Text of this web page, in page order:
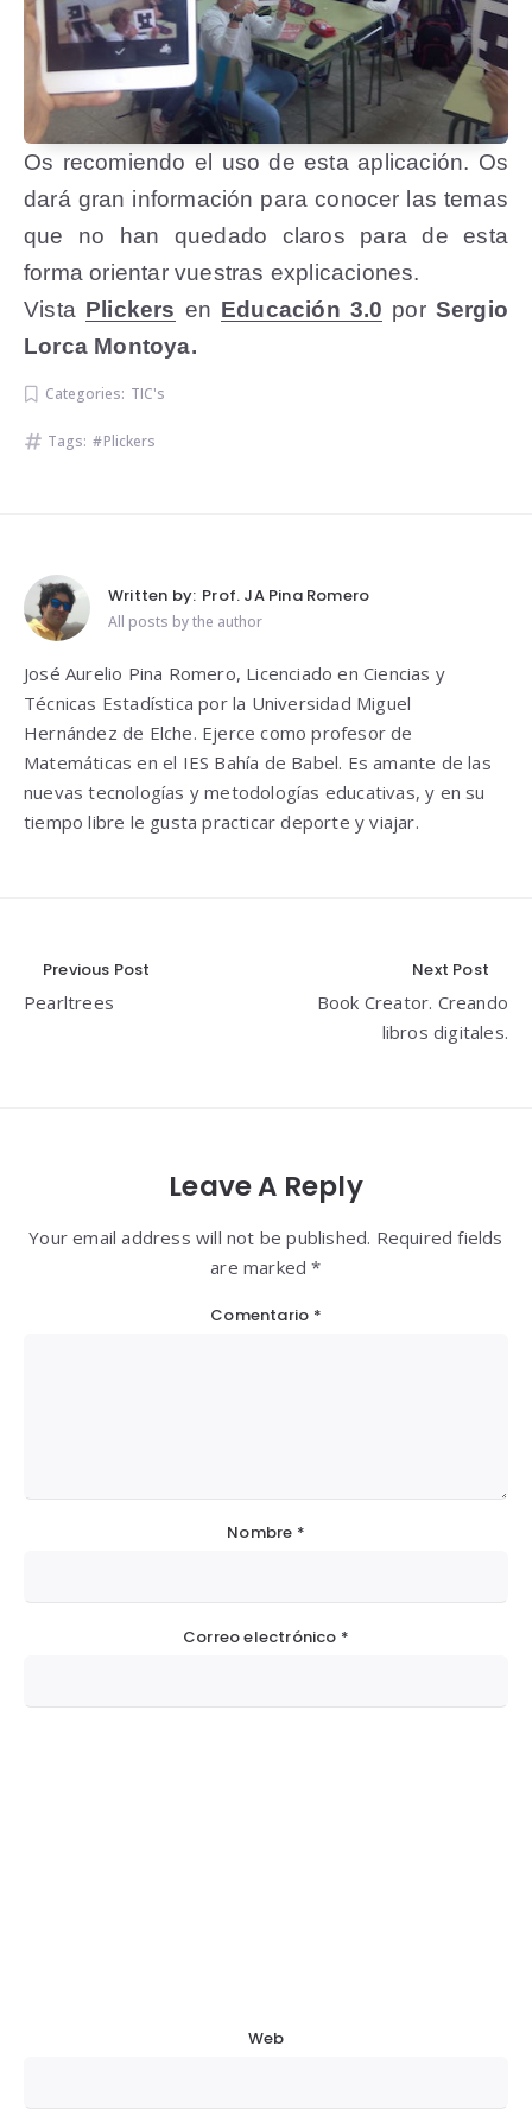
Os recomiendo el uso de esta aplicación. Os
dará gran información para conocer las temas
que no han quedado claros para de esta
forma orientar vuestras explicaciones.
Vista Plickers en Educación 3.0 por Sergio
Lorca Montoya.
Categories: TIC's
Tags: Plickers
Written by: Prof. JA Pina Romero
All posts by the author
José Aurelio Pina Romero, Licenciado en Ciencias y
Técnicas Estadística por la Universidad Miguel
Hernández de Elche. Ejerce como profesor de
Matemáticas en el IES Bahía de Babel. Es amante de las
nuevas tecnologías y metodologías educativas, y en su
tiempo libre le gusta practicar deporte y viajar.
Navegación
de
Previous Post
Pearltrees
Next Post
Book Creator. Creando
libros digitales.
Leave A Reply
Your email address will not be published. Required fields
are marked *
Comentario *
Nombre *
Correo electrónico *
Web